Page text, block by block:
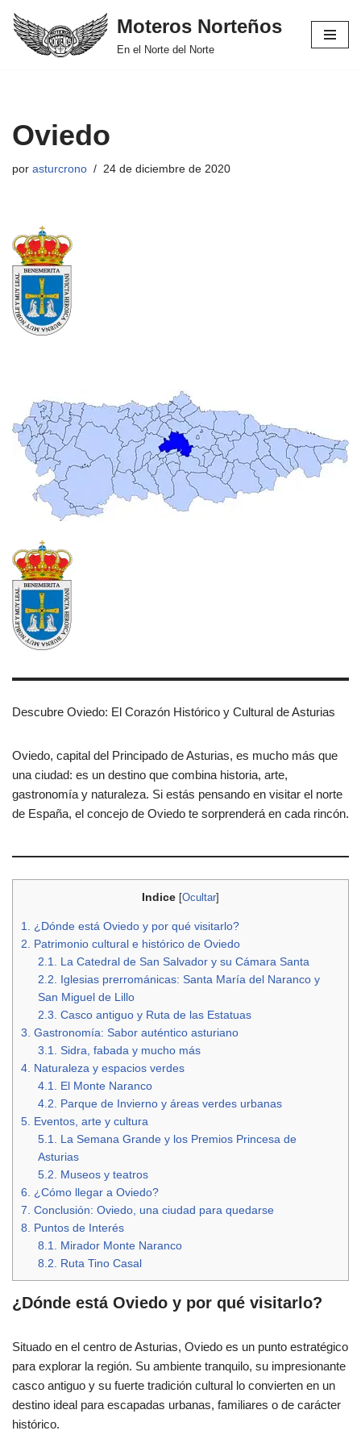
Saltar
Moteros Norteños
En el Norte del Norte
Oviedo
por asturcrono 24 de diciembre de 2020
Descubre Oviedo: El Corazón Histórico y Cultural de Asturias
Oviedo, capital del Principado de Asturias, es mucho más que
una ciudad: es un destino que combina historia, arte,
gastronomía y naturaleza. Si estás pensando en visitar el norte
de España, el concejo de Oviedo te sorprenderá en cada rincón.
Indice [Ocultar]
1. ¿Dónde está Oviedo y por qué visitarlo?
2. Patrimonio cultural e histórico de Oviedo
2.1. La Catedral de San Salvador y su Cámara Santa
2.2. Iglesias prerrománicas: Santa María del Naranco y
San Miguel de Lillo
2.3. Casco antiguo y Ruta de las Estatuas
3. Gastronomía: Sabor auténtico asturiano
3.1. Sidra, fabada y mucho más
4. Naturaleza y espacios verdes
4.1. El Monte Naranco
4.2. Parque de Invierno y áreas verdes urbanas
5. Eventos, arte y cultura
5.1. La Semana Grande y los Premios Princesa de
Asturias
5.2. Museos y teatros
6. ¿Cómo llegar a Oviedo?
7. Conclusión: Oviedo, una ciudad para quedarse
8. Puntos de Interés
8.1. Mirador Monte Naranco
8.2. Ruta Tino Casal
¿Dónde está Oviedo y por qué visitarlo?
Situado en el centro de Asturias, Oviedo es un punto estratégico
para explorar la región. Su ambiente tranquilo, su impresionante
casco antiguo y su fuerte tradición cultural lo convierten en un
destino ideal para escapadas urbanas, familiares o de carácter
histórico.